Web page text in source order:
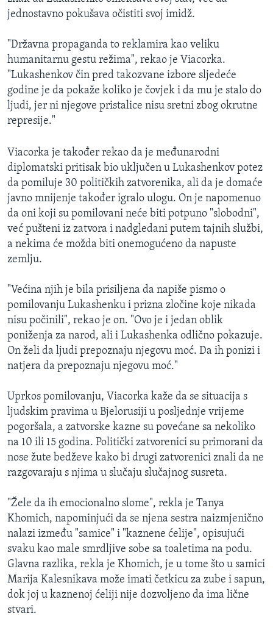
jednostavno pokušava očistiti svoj imidž.
"Državna propaganda to reklamira kao veliku
humanitarnu gestu režima", rekao je Viacorka.
"Lukashenkov čin pred takozvane izbore sljedeće
godine je da pokaže koliko je čovjek i da mu je stalo do
ljudi, jer ni njegove pristalice nisu sretni zbog okrutne
represije."
Viacorka je također rekao da je međunarodni
diplomatski pritisak bio uključen u Lukashenkov potez
da pomiluje 30 političkih zatvorenika, ali da je domaće
javno mnijenje također igralo ulogu. On je napomenuo
da oni koji su pomilovani neće biti potpuno "slobodni",
već pušteni iz zatvora i nadgledani putem tajnih službi,
a nekima će možda biti onemogućeno da napuste
zemlju.
"Većina njih je bila prisiljena da napiše pismo o
pomilovanju Lukashenku i prizna zločine koje nikada
nisu počinili", rekao je on. "Ovo je i jedan oblik
poniženja za narod, ali i Lukashenka odlično pokazuje.
On želi da ljudi prepoznaju njegovu moć. Da ih ponizi i
natjera da prepoznaju njegovu moć."
Uprkos pomilovanju, Viacorka kaže da se situacija s
ljudskim pravima u Bjelorusiji u posljednje vrijeme
pogoršala, a zatvorske kazne su povećane sa nekoliko
na 10 ili 15 godina. Politički zatvorenici su primorani da
nose žute bedževe kako bi drugi zatvorenici znali da ne
razgovaraju s njima u slučaju slučajnog susreta.
"Žele da ih emocionalno slome", rekla je Tanya
Khomich, napominjući da se njena sestra naizmjenično
nalazi između "samice" i "kaznene ćelije", opisujući
svaku kao male smrdljive sobe sa toaletima na podu.
Glavna razlika, rekla je Khomich, je u tome što u samici
Marija Kalesnikava može imati četkicu za zube i sapun,
dok joj u kaznenoj ćeliji nije dozvoljeno da ima lične
stvari.